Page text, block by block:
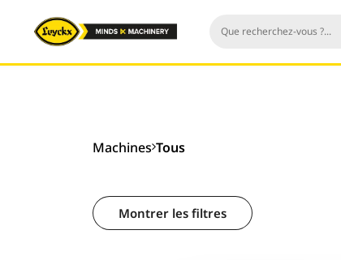
Machines Tous
Montrer les filtres